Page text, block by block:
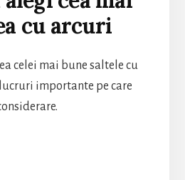
cu arcuri
celei mai bune saltele cu
importante pe care